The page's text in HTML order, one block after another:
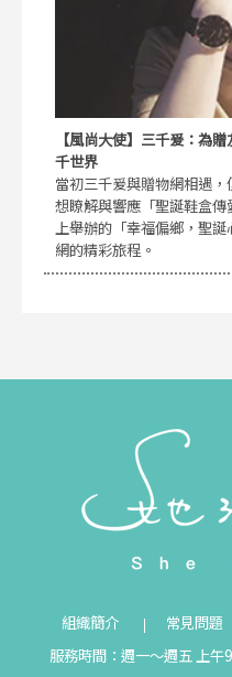
【風尚大使】三千爰：為
千世界
當初三千爰與贈物網相遇，
想瞭解與響應「聖誕鞋盒傳
上舉辦的「幸福偏鄉，聖誕
網的精彩旅程。
組織簡介 常見問題
服務時間：週一～週五 上